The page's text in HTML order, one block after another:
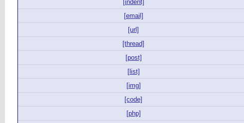
[indent]
[email]
[url]
[thread]
[post]
[list]
[img]
[code]
[php]